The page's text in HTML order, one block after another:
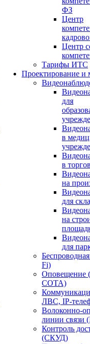
ФЗ
Центр
Центр
Тарифы ИТС
Проектирование и
для
в
в
на
для
на
для
Fi)
СОТА)
ЛВС, IP-
Волоконно-
линии
Контроль
(СКУД)